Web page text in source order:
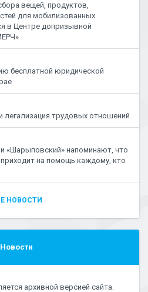
вещей, продуктов,
для мобилизованных
в Центре допризывной
бесплатной юридической
легализация трудовых отношений
«Шарыповский» напоминают, что
на помощь каждому, кто
НОВОСТИ
Новости
архивной версией сайта.